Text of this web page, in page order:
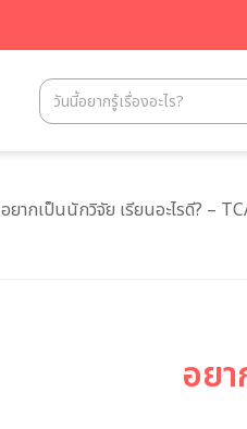
อยากเป็นนักวิจัย เรียนอะไรดี? –
อย